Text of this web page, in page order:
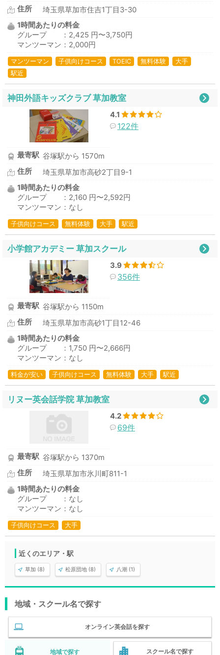
住所
埼玉県草加市住吉1丁目3-30
1時間あたりの料金
グループ ：2,425 円〜3,750円
マンツーマン：2,000円
マンツーマン 子供向けコース TOEIC 無料体験
大手
駅近
神田外語キッズクラブ 草加教室
4.1
122件
最寄駅 谷塚駅から 1570m
住所
埼玉県草加市高砂2丁目9-1
1時間あたりの料金
グループ ：2,160 円〜2,592円
マンツーマン：なし
子供向けコース 無料体験 大手 駅近
小学館アカデミー 草加スクール
3.9
356件
最寄駅 谷塚駅から 1150m
住所
埼玉県草加市高砂1丁目12-46
1時間あたりの料金
グループ ：1,750 円〜2,666円
マンツーマン：なし
料金が安い 子供向けコース 無料体験 大手 駅近
リヌー英会話学院 草加教室
4.2
69件
最寄駅 谷塚駅から 1370m
住所
埼玉県草加市氷川町811-1
1時間あたりの料金
グループ ：なし
マンツーマン：なし
子供向けコース 大手
近くのエリア・駅
草加 (8) 松原団地 (8) 八潮 (1)
地域・スクール名で探す
オンライン英会話を探す
地域で探す スクール名で探す